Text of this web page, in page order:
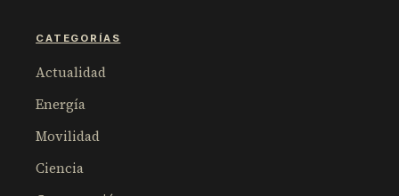
CATEGORÍAS
Actualidad
Energía
Movilidad
Ciencia